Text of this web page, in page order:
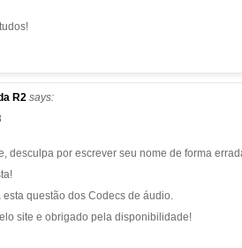
R2 says:
desculpa por escrever seu nome de forma
questão dos Codecs de áudio.
site e obrigado pela disponibilidade!